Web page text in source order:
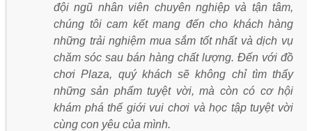
đội ngũ nhân viên chuyên nghiệp và tận tâm,
chúng tôi cam kết mang đến cho khách hàng
những trải nghiệm mua sắm tốt nhất và dịch vụ
chăm sóc sau bán hàng chất lượng. Đến với đồ
chơi Plaza, quý khách sẽ không chỉ tìm thấy
những sản phẩm tuyệt vời, mà còn có cơ hội
khám phá thế giới vui chơi và học tập tuyệt vời
cùng con yêu của mình.